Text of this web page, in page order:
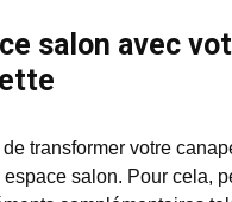
salon avec
transformer votre
salon. Pour cela,